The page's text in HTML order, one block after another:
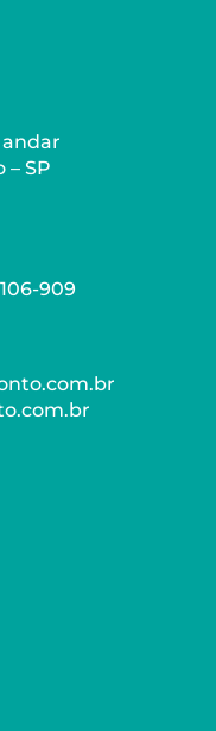
andar
– SP
909